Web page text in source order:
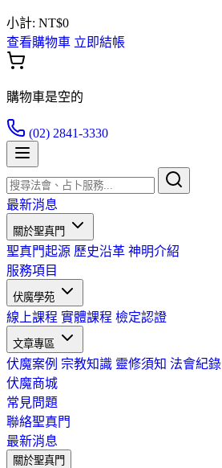
小計: NT$0
查看購物車 立即結帳
購物車是空的
(02) 2841-3330
最新消息
關於聖真門
聖真門起源 歷史沿革 神明介紹
服務項目
伏魔學苑
線上課程 實體課程 檢定認證
文章專區
伏魔案例 宗教知識 靈修須知 法會紀錄
伏魔商城
常見問題
聯絡聖真門
最新消息
關於聖真門